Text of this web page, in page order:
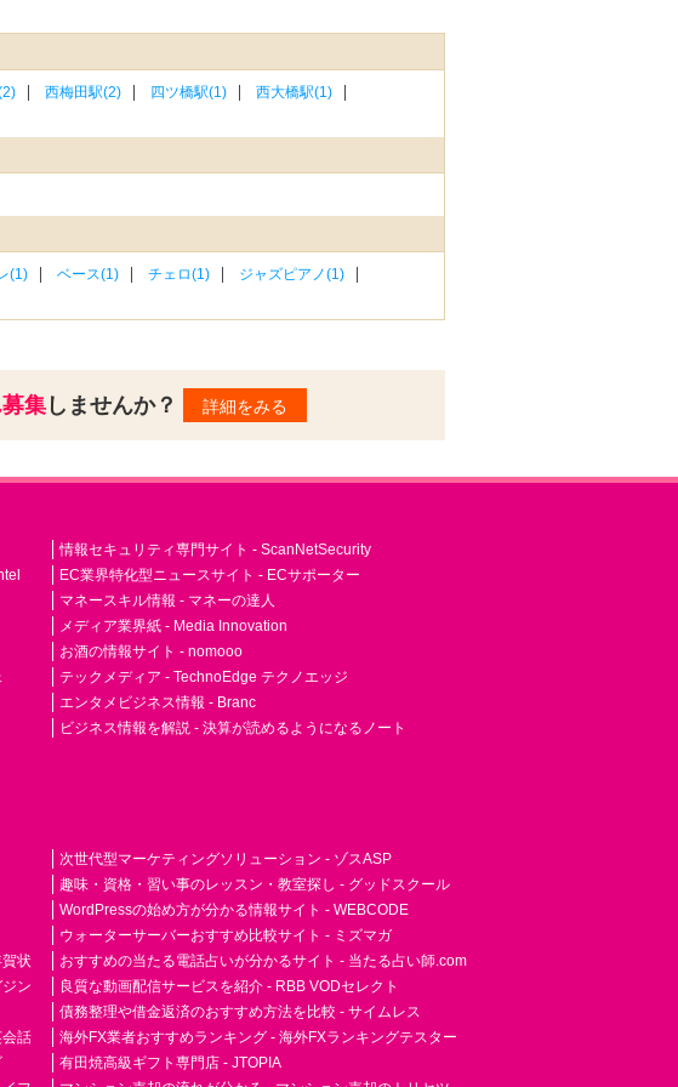
西梅田駅(2) 四ツ橋駅(1)
西大橋駅(1)
(1) ベース(1) チェロ(1)
ジャズピアノ(1)
集しませんか？ 詳細をみる
情報セキュリティ専門サイト - ScanNetSecurity
EC業界特化型ニュースサイト - ECサポーター
マネースキル情報 - マネーの達人
メディア業界紙 - Media Innovation
お酒の情報サイト - nomooo
テックメディア - TechnoEdge テクノエッジ
エンタメビジネス情報 - Branc
ビジネス情報を解説 - 決算が読めるようになるノート
状
ン
話
次世代型マーケティングソリューション - ゾスASP
趣味・資格・習い事のレッスン・教室探し - グッドスクール
WordPressの始め方が分かる情報サイト - WEBCODE
ウォーターサーバーおすすめ比較サイト - ミズマガ
おすすめの当たる電話占いが分かるサイト - 当たる占い師.com
良質な動画配信サービスを紹介 - RBB VODセレクト
債務整理や借金返済のおすすめ方法を比較 - サイムレス
海外FX業者おすすめランキング - 海外FXランキングテスター
有田焼高級ギフト専門店 - JTOPIA